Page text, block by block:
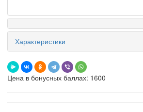
Характеристики
Цена в бонусных баллах: 1600